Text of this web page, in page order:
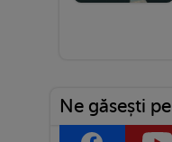
Ne găsești pe